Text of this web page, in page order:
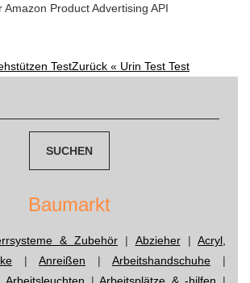
Product Advertising API
TestZurück « Urin Test Test
Baumarkt
& Zubehör | Abzieher| Acryl,
| Anreißen | Arbeitshandschuhe |